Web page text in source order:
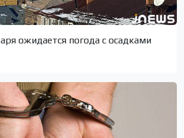
ожидается погода с осадками